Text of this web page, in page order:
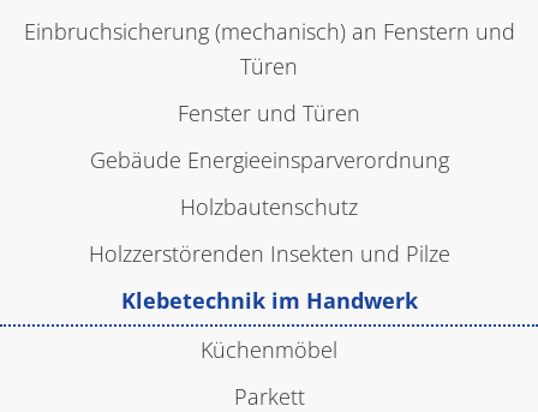
Datenschutz
Einbruchsicherung (mechanisch) an Fenstern und
Türen
Fenster und Türen
Gebäude Energieeinsparverordnung
Holzbautenschutz
Holzzerstörenden Insekten und Pilze
Klebetechnik im Handwerk
Küchenmöbel
Parkett